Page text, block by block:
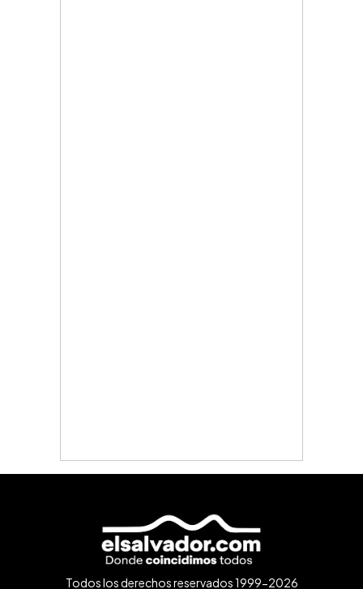
Todos los derechos reservados 1999-2026